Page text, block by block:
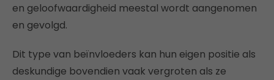
en geloofwaardigheid meestal wordt aangenomen
en gevolgd.
Dit type van beïnvloeders kan hun eigen positie als
deskundige bovendien vaak vergroten als ze